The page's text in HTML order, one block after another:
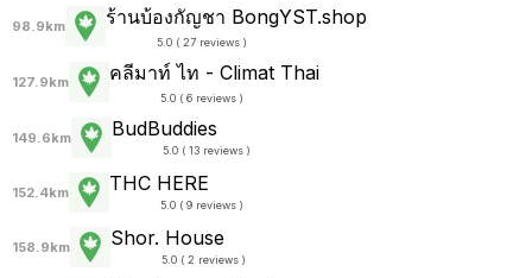
98.9km ร้านบ้องกัญชา BongYST.shop
5.0 ( 27 reviews )
127.9km คลีมาท์ ไท - Climat Thai
5.0 ( 6 reviews )
149.6km BudBuddies
5.0 ( 13 reviews )
152.4km THC HERE
5.0 ( 9 reviews )
158.9km Shor. House
5.0 ( 2 reviews )